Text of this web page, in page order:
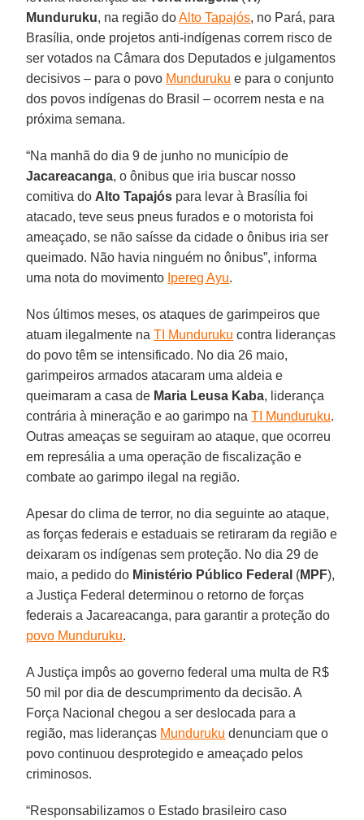
Munduruku, na região doAlto Tapajós, no Pará, para
Brasília, onde projetos anti-indígenas correm risco de
ser votados na Câmara dos Deputados e julgamentos
decisivos – para o povo Munduruku e para o conjunto
dos povos indígenas do Brasil – ocorrem nesta e na
próxima semana.
“Na manhã do dia 9 de junho no município de
Jacareacanga, o ônibus que iria buscar nosso
comitiva do Alto Tapajós para levar à Brasília foi
atacado, teve seus pneus furados e o motorista foi
ameaçado, se não saísse da cidade o ônibus iria ser
queimado. Não havia ninguém no ônibus”, informa
uma nota do movimento Ipereg Ayu.
Nos últimos meses, os ataques de garimpeiros que
atuam ilegalmente naTI Munduruku contra lideranças
do povo têm se intensificado. No dia 26 maio,
garimpeiros armados atacaram uma aldeia e
queimaram a casa de Maria Leusa Kaba, liderança
contrária à mineração e ao garimpo naTI Munduruku.
Outras ameaças se seguiram ao ataque, que ocorreu
em represália a uma operação de fiscalização e
combate ao garimpo ilegal na região.
Apesar do clima de terror, no dia seguinte ao ataque,
as forças federais e estaduais se retiraram da região e
deixaram os indígenas sem proteção. No dia 29 de
maio, a pedido do Ministério Público Federal (MPF),
a Justiça Federal determinou o retorno de forças
federais a Jacareacanga, para garantir a proteção do
povo Munduruku.
A Justiça impôs ao governo federal uma multa de R$
50 mil por dia de descumprimento da decisão. A
Força Nacional chegou a ser deslocada para a
região, mas lideranças Munduruku denunciam que o
povo continuou desprotegido e ameaçado pelos
criminosos.
“Responsabilizamos o Estado brasileiro caso